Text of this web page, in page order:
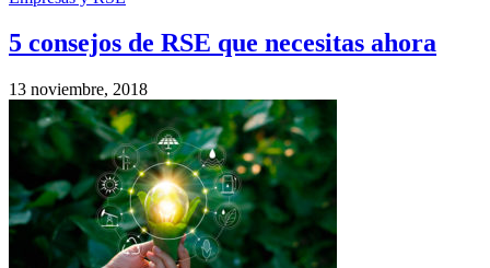
5 consejos de RSE que necesitas ahora
13 noviembre, 2018